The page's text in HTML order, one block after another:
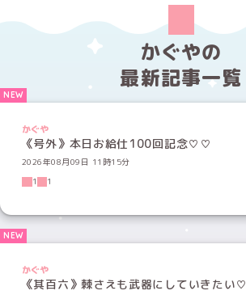
かぐやの
最新記事一覧
かぐや
《号外》本日お給仕100回記念♡♡
2026年08月09日 11時15分
1
1
かぐや
《其百六》棘さえも武器にしていきたい♡